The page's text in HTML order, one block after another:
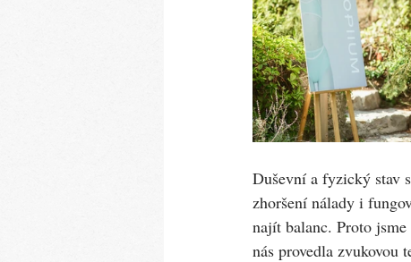
Duševní a fyzický stav
zhoršení nálady i
najít balanc. Proto
nás provedla zvukovou